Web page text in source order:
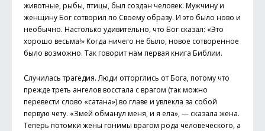
животные, рыбы, птицы, был создан человек. Мужчину и
женщину Бог сотворил по Своему образу. И это было ново и
необычно. Настолько удивительно, что Бог сказал: «Это
хорошо весьма!» Когда ничего не было, новое сотворенное
было возможно. Так говорит нам первая книга Библии.
Случилась трагедия. Люди отторглись от Бога, потому что
прежде треть ангелов восстала с врагом (так можно
перевести слово «сатана») во главе и увлекла за собой
первую чету. «Змей обманул меня, и я ела», — сказала жена.
Теперь потомки жены гонимы врагом рода человеческого, а